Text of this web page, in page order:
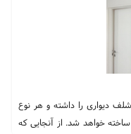
دیواری را داشته و هر نوع
خواهد شد. از آنجایی که